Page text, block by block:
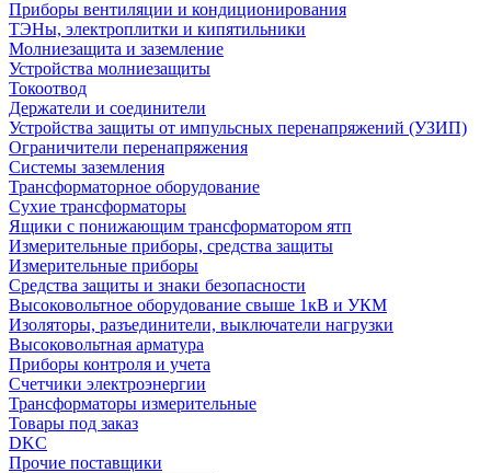
Приборы вентиляции и кондиционирования
ТЭНы, электроплитки и кипятильники
Молниезащита и заземление
Устройства молниезащиты
Токоотвод
Держатели и соединители
Устройства защиты от импульсных перенапряжений (УЗИП)
Ограничители перенапряжения
Системы заземления
Трансформаторное оборудование
Сухие трансформаторы
Ящики с понижающим трансформатором ятп
Измерительные приборы, средства защиты
Измерительные приборы
Средства защиты и знаки безопасности
Высоковольтное оборудование свыше 1кВ и УКМ
Изоляторы, разъединители, выключатели нагрузки
Высоковольтная арматура
Приборы контроля и учета
Счетчики электроэнергии
Трансформаторы измерительные
Товары под заказ
DKC
Прочие поставщики